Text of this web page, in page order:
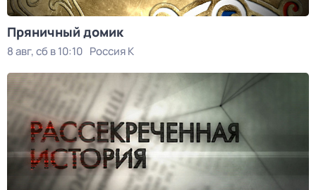
Пряничный домик
8 авг, сб в 10:10 Россия К